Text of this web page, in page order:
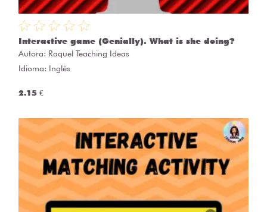
Interactive game (Genially). What is she doing?
Autora: Raquel Teaching Ideas
Idioma: Inglés
2.15 €